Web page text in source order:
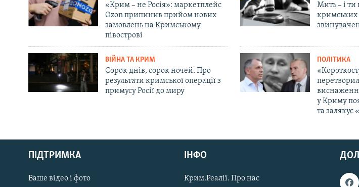
Русский
Qırımtatar
ДОЛУЧАЙСЯ!
«Крим – не Росія»: маркетплейс
Ozon припинив прийом нових
замовлень на Кримському
півострові
Мить – і
кримських
ВІЙНА ТА КРИМ
Сорок днів, сорок ночей. Про
результати кримської операції з
примусу Росії до миру
ПОЛІТИКА
у Криму
та
ПІДТРИМКА
Ваше відео і фото
ІНФО
Крим.Реалії. Про нас